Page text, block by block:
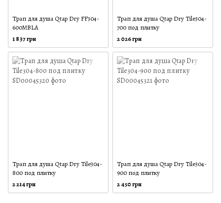
Трап для душа Qtap Dry FF304-
600MBLA
1 837 грн
Трап для душа Qtap Dry Tile304-
700 под плитку
2 026 грн
Трап для душа Qtap Dry Tile304-
800 под плитку
2 214 грн
Трап для душа Qtap Dry Tile304-
900 под плитку
2 450 грн